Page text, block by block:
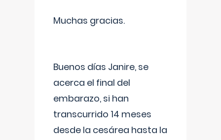
Muchas gracias.
Buenos días Janire, se
acerca el final del
embarazo, si han
transcurrido 14 meses
desde la cesárea hasta la